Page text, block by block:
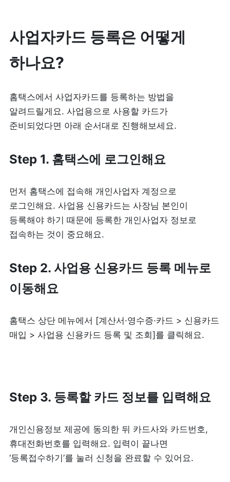
사업자카드 등록은 어떻게
하나요?
홈택스에서 사업자카드를 등록하는 방법을
알려드릴게요. 사업용으로 사용할 카드가
준비되었다면 아래 순서대로 진행해보세요.
Step 1. 홈택스에 로그인해요
먼저 홈택스에 접속해 개인사업자 계정으로
로그인해요. 사업용 신용카드는 사장님 본인이
등록해야 하기 때문에 등록한 개인사업자 정보로
접속하는 것이 중요해요.
Step 2. 사업용 신용카드 등록 메뉴로
이동해요
홈택스 상단 메뉴에서 [계산서·영수증·카드 > 신용카드
매입 > 사업용 신용카드 등록 및 조회]를 클릭해요.
Step 3. 등록할 카드 정보를 입력해요
개인신용정보 제공에 동의한 뒤 카드사와 카드번호,
휴대전화번호를 입력해요. 입력이 끝나면
‘등록접수하기’를 눌러 신청을 완료할 수 있어요.